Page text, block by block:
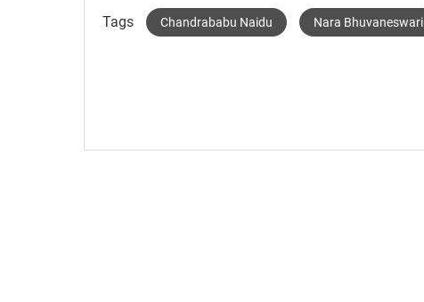
Tags Chandrababu Naidu Nara Bhuvaneswari